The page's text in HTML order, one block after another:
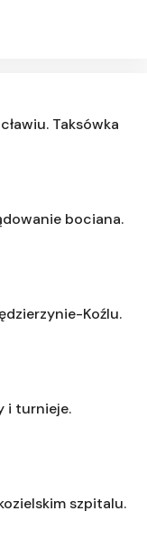
Taksówka
bociana.
Koźlu.
i turnieje.
szpitalu.